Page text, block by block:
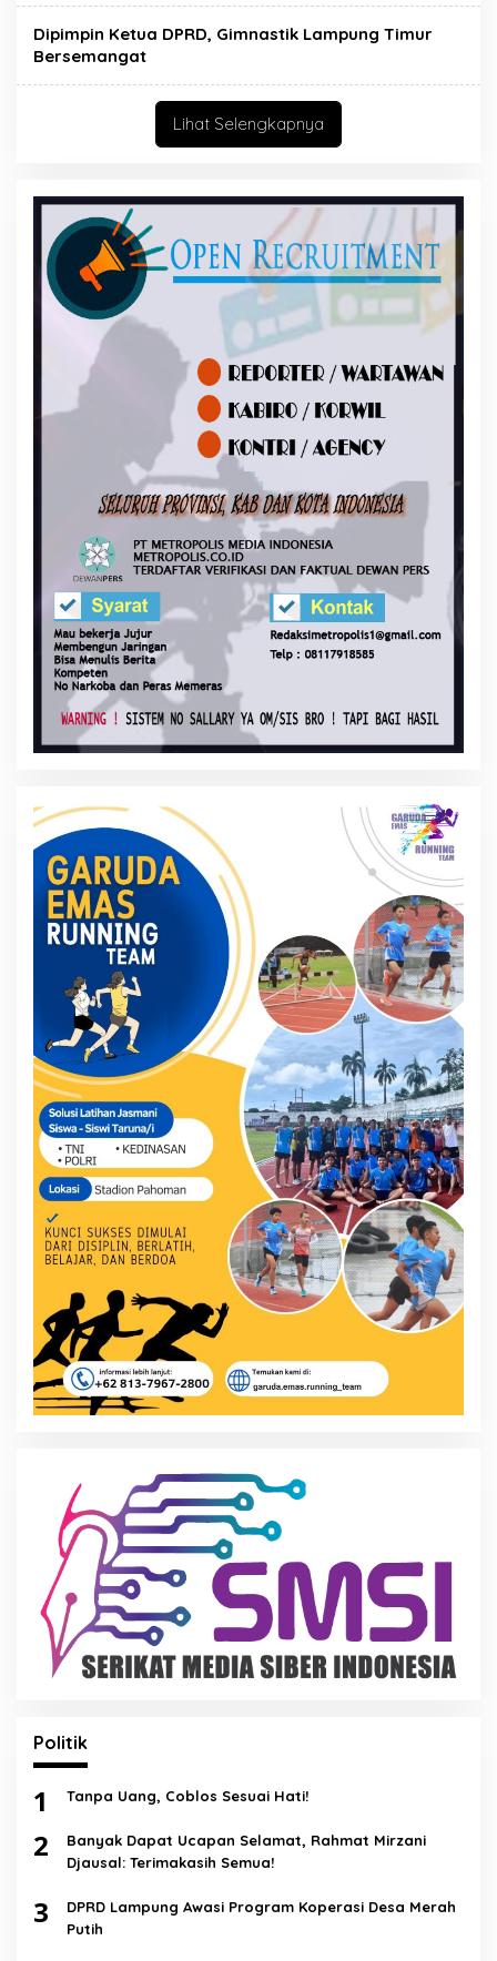
Dipimpin Ketua DPRD, Gimnastik Lampung Timur
Bersemangat
Lihat Selengkapnya
Politik
1 Tanpa Uang, Coblos Sesuai Hati!
2
Banyak Dapat Ucapan Selamat, Rahmat Mirzani
Djausal: Terimakasih Semua!
3
DPRD Lampung Awasi Program Koperasi Desa Merah
Putih